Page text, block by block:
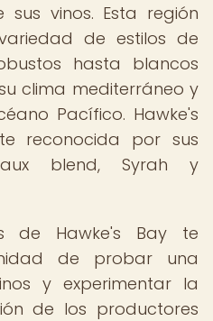
vinos. Esta región
de estilos de
hasta blancos
clima mediterráneo y
Pacífico. Hawke's
reconocida por sus
blend, Syrah y
de Hawke's Bay te
de probar una
y experimentar la
de los productores